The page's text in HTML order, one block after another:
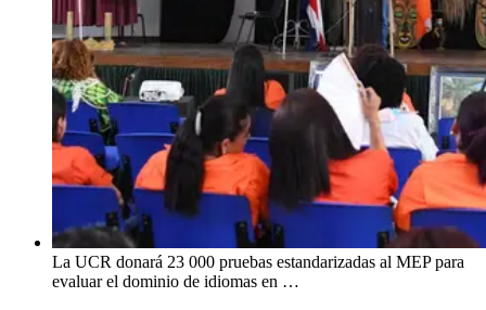
La UCR donará 23 000 pruebas estandarizadas al MEP para
evaluar el dominio de idiomas en …